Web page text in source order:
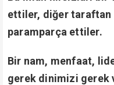
ettiler, diğer taraftan
paramparça ettiler.
Bir nam, menfaat,
gerek dinimizi gerek